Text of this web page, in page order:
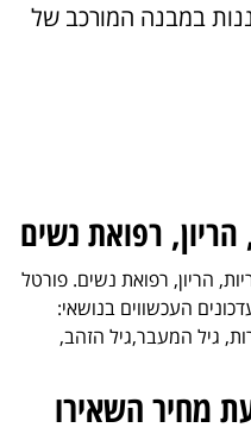
במבנה המורכב של
רפואת נשים
הריון, רפואת נשים. פורטל
העכשווים בנושאי:
גיל המעבר,גיל הזהב,
מחיר השאירו